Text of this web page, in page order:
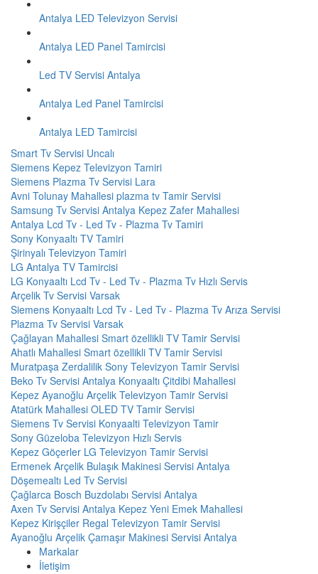
Antalya LED Televizyon Servisi
Antalya LED Panel Tamircisi
Led TV Servisi Antalya
Antalya Led Panel Tamircisi
Antalya LED Tamircisi
Smart Tv Servisi Uncalı
Siemens Kepez Televizyon Tamiri
Siemens Plazma Tv Servisi Lara
Avni Tolunay Mahallesi plazma tv Tamir Servisi
Samsung Tv Servisi Antalya Kepez Zafer Mahallesi
Antalya Lcd Tv - Led Tv - Plazma Tv Tamiri
Sony Konyaaltı TV Tamiri
Şirinyalı Televizyon Tamiri
LG Antalya TV Tamircisi
LG Konyaaltı Lcd Tv - Led Tv - Plazma Tv Hızlı Servis
Arçelik Tv Servisi Varsak
Siemens Konyaaltı Lcd Tv - Led Tv - Plazma Tv Arıza Servisi
Plazma Tv Servisi Varsak
Çağlayan Mahallesi Smart özellikli TV Tamir Servisi
Ahatlı Mahallesi Smart özellikli TV Tamir Servisi
Muratpaşa Zerdalilik Sony Televizyon Tamir Servisi
Beko Tv Servisi Antalya Konyaaltı Çitdibi Mahallesi
Kepez Ayanoğlu Arçelik Televizyon Tamir Servisi
Atatürk Mahallesi OLED TV Tamir Servisi
Siemens Tv Servisi Konyaalti Televizyon Tamir
Sony Güzeloba Televizyon Hızlı Servis
Kepez Göçerler LG Televizyon Tamir Servisi
Ermenek Arçelik Bulaşık Makinesi Servisi Antalya
Döşemealtı Led Tv Servisi
Çağlarca Bosch Buzdolabı Servisi Antalya
Axen Tv Servisi Antalya Kepez Yeni Emek Mahallesi
Kepez Kirişçiler Regal Televizyon Tamir Servisi
Ayanoğlu Arçelik Çamaşır Makinesi Servisi Antalya
Markalar
İletişim